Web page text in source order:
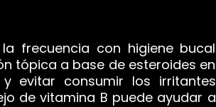
frecuencia con higiene bucal
tópica a base de esteroides en
evitar consumir los irritantes
de vitamina B puede ayudar a